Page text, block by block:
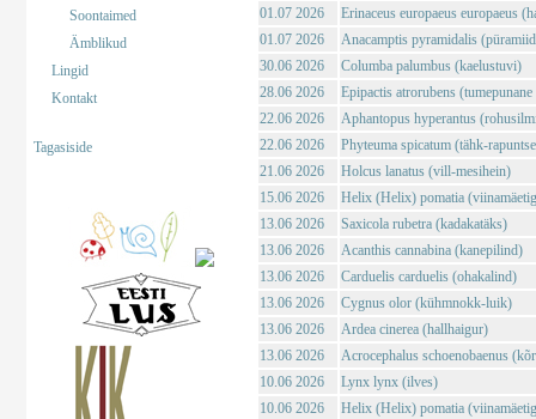
Soontaimed
Ämblikud
Lingid
Kontakt
Tagasiside
01.07 2026
Erinaceus europaeus europaeus
01.07 2026
Anacamptis pyramidalis
30.06 2026
Columba palumbus (kaelustuvi)
28.06 2026
Epipactis atrorubens
22.06 2026
Aphantopus hyperantus
22.06 2026
Phyteuma spicatum (tähk-
21.06 2026
Holcus lanatus (vill-mesihein)
15.06 2026
Helix (Helix) pomatia
13.06 2026
Saxicola rubetra (kadakatäks)
13.06 2026
Acanthis cannabina (kanepilind)
13.06 2026
Carduelis carduelis (ohakalind)
13.06 2026
Cygnus olor (kühmnokk-luik)
13.06 2026
Ardea cinerea (hallhaigur)
13.06 2026
Acrocephalus schoenobaenus
10.06 2026
Lynx lynx (ilves)
10.06 2026
Helix (Helix) pomatia